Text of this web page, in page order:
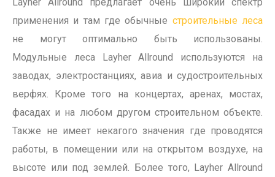
применения и там где обычные строительные леса
не могут оптимально быть использованы.
Модульные леса Layher Allround используются на
заводах, электростанциях, авиа и судостроительных
верфях. Кроме того на концертах, аренах, мостах,
фасадах и на любом другом строительном объекте.
Также не имеет некагого значения где проводятся
работы, в помещении или на открытом воздухе, на
высоте или под землей. Более того, Layher Allround